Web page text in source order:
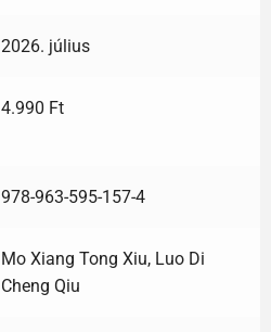
2026. július
4.990 Ft
978-963-595-157-4
Mo Xiang Tong Xiu, Luo Di
Cheng Qiu